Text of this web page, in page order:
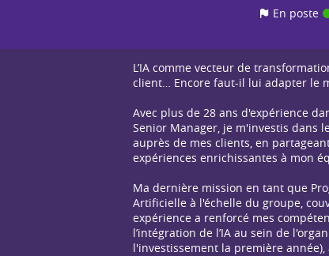
En poste
L’IA comme vecteur de
client… Encore faut-il lui adapter le
Avec plus de 28 ans d'expérience
Senior Manager, je m'investis dans
auprès de mes clients, en
expériences enrichissantes à mon
Ma dernière mission en tant que
Artificielle à l'échelle du groupe,
expérience a renforcé mes
l’intégration de l’IA au sein de
l'investissement la première année),